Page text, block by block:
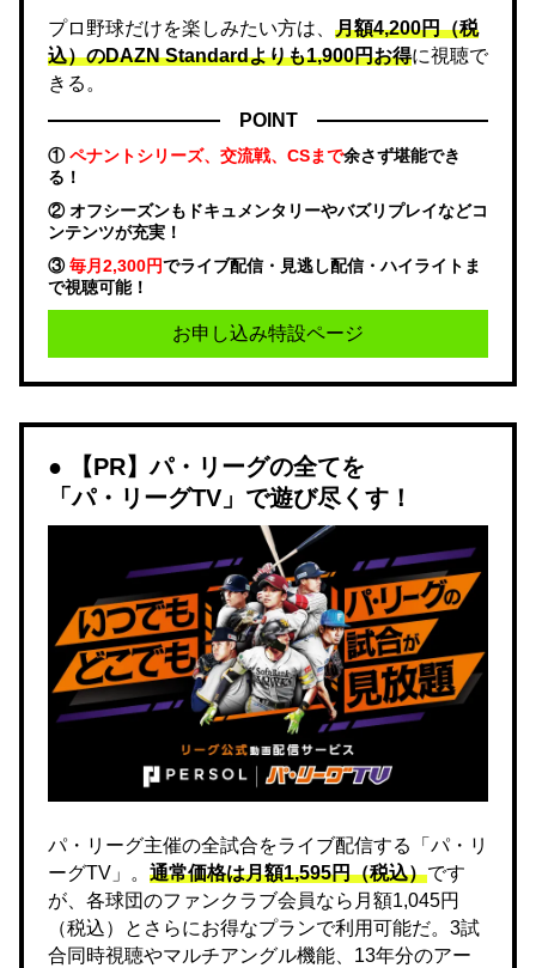
プロ野球だけを楽しみたい方は、 月額4,200円（税
込）のDAZN Standard​よりも1,900円お得に視聴で
きる。
POINT
①ペナントシリーズ、交流戦、CSまで余さず堪能でき
る！
② オフシーズンもドキュメンタリーやバズリプレイなどコ
ンテンツが充実！
③毎月2,300円でライブ配信・見逃し配信・ハイライトま
で視聴可能！
お申し込み特設ページ
【PR】パ・リーグの全てを
「パ・リーグTV」で遊び尽くす！
パ・リーグ主催の全試合をライブ配信する「パ・リ
ーグTV」。 通常価格は月額1,595円（税込）です
が、各球団のファンクラブ会員なら月額1,045円
（税込）とさらにお得なプランで利用可能だ。3試
合同時視聴やマルチアングル機能、13年分のアー